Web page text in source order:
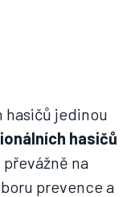
hasičů jedinou
hasičů
převážně na
prevence a